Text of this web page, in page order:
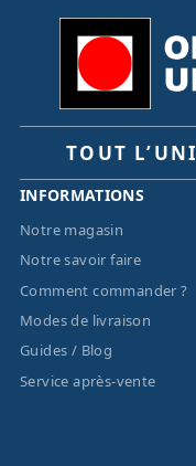
TOUT
INFORMATIONS
Notre magasin
Notre savoir faire
Comment commander ?
Modes de livraison
Guides / Blog
Service après-vente